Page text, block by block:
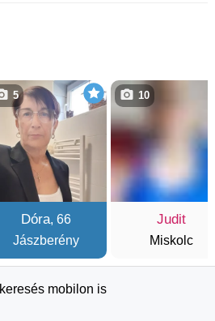
Dóra, 66
Jászberény
5
Judit
Miskolc
10
mobilon is